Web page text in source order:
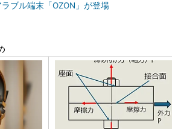
ブル端末「OZON」が登場